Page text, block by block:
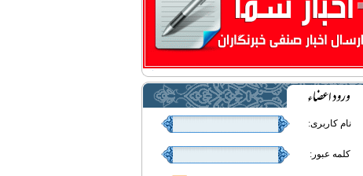
نام کاربری:
کلمه عبور: